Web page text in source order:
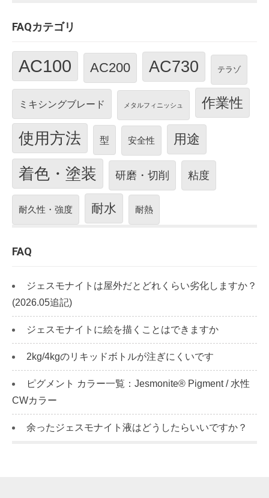
FAQカテゴリ
AC100 AC200 AC730 テラゾ
ミキシングブレード メタルフィニッシュ 作業性
使用方法 型 安全性 用途
着色・塗装 研磨・切削 粘度
耐久性・強度 耐水 耐熱
FAQ
ジェスモナイトは屋外だとどれくらい劣化しますか？
(2026.05追記)
ジェスモナイトに絵を描くことはできますか
2kg/4kgのリキッドボトルが注ぎにくいです
ピグメント カラー一覧：Jesmonite® Pigment / 水性
CWカラー
余ったジェスモナイト液はどうしたらいいですか？